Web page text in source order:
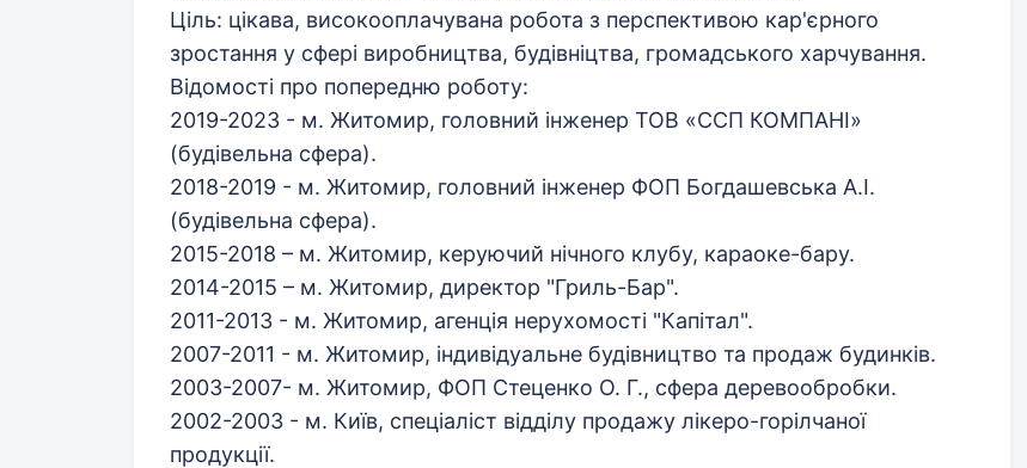
Ціль: цікава, високооплачувана робота з перспективою кар'єрного
зростання у сфері виробництва, будівніцтва, громадського харчування.
Відомості про попередню роботу:
2019-2023 - м. Житомир, головний інженер ТОВ «ССП КОМПАНІ»
(будівельна сфера).
2018-2019 - м. Житомир, головний інженер ФОП Богдашевська А.І.
(будівельна сфера).
2015-2018 – м. Житомир, керуючий нічного клубу, караоке-бару.
2014-2015 – м. Житомир, директор "Гриль-Бар".
2011-2013 - м. Житомир, агенція нерухомості "Капітал".
2007-2011 - м. Житомир, індивідуальне будівництво та продаж будинків.
2003-2007- м. Житомир, ФОП Стеценко О. Г., сфера деревообробки.
2002-2003 - м. Київ, спеціаліст відділу продажу лікеро-горілчаної
продукції.